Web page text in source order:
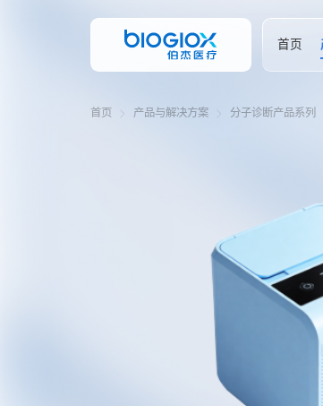
首页
首页 产品与解决方案 分子诊断产品系列